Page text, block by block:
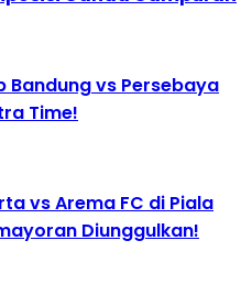
Bandung vs Persebaya
Time!
vs Arema FC di Piala
Diunggulkan!